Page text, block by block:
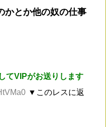
かとか他の奴の仕事
てVIPがお送りします
▼このレスに返